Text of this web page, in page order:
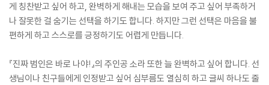
게 칭찬받고 싶어 하고, 완벽하게 해내는 모습을 보여 주고 싶어 부족하거
나 잘못한 걸 숨기는 선택을 하기도 합니다. 하지만 그런 선택은 마음을 불
편하게 하고 스스로를 긍정하기도 어렵게 만듭니다.
『진짜 범인은 바로 나야!』의 주인공 소라 또한 늘 완벽하고 싶어 합니다. 선
생님이나 친구들에게 인정받고 싶어 심부름도 열심히 하고 글씨 하나도 줄